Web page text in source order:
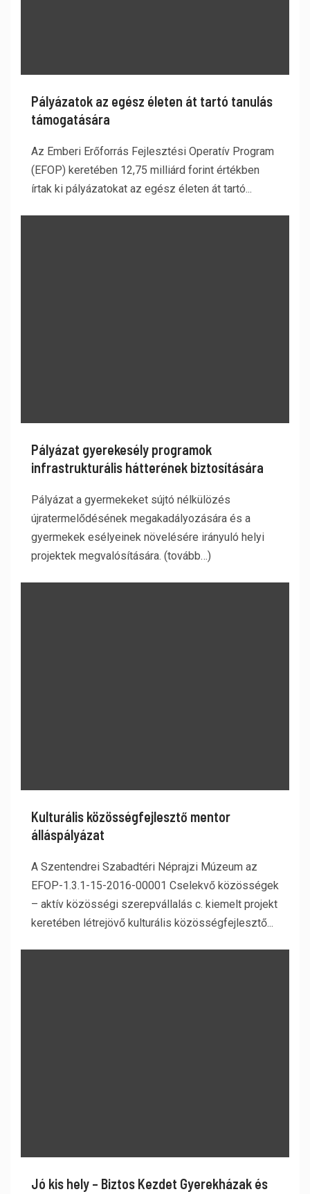
Pályázatok az egész életen át tartó tanulás
támogatására
Az Emberi Erőforrás Fejlesztési Operatív Program
(EFOP) keretében 12,75 milliárd forint értékben
írtak ki pályázatokat az egész életen át tartó...
Pályázat gyerekesély programok
infrastrukturális hátterének biztosítására
Pályázat a gyermekeket sújtó nélkülözés
újratermelődésének megakadályozására és a
gyermekek esélyeinek növelésére irányuló helyi
projektek megvalósítására. (tovább…)
Kulturális közösségfejlesztő mentor
álláspályázat
A Szentendrei Szabadtéri Néprajzi Múzeum az
EFOP-1.3.1-15-2016-00001 Cselekvő közösségek
– aktív közösségi szerepvállalás c. kiemelt projekt
keretében létrejövő kulturális közösségfejlesztő...
Jó kis hely – Biztos Kezdet Gyerekházak és